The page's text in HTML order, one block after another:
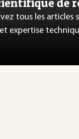
tous les articles
expertise